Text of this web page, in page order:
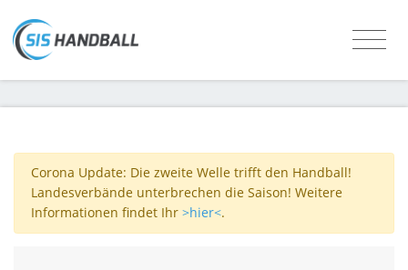
Corona Update: Die zweite Welle trifft den Handball!
Landesverbände unterbrechen die Saison! Weitere
Informationen findet Ihr >hier<.